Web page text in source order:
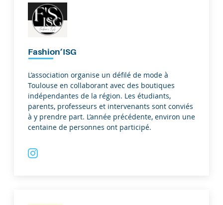
Fashion’ISG
L’association organise un défilé de mode à
Toulouse en collaborant avec des boutiques
indépendantes de la région. Les étudiants,
parents, professeurs et intervenants sont conviés
à y prendre part. L’année précédente, environ une
centaine de personnes ont participé.